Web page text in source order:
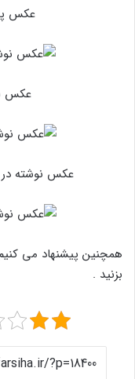
عکس
عکس
عکس نوشته
همچنین پیشنهاد می
بزنید .